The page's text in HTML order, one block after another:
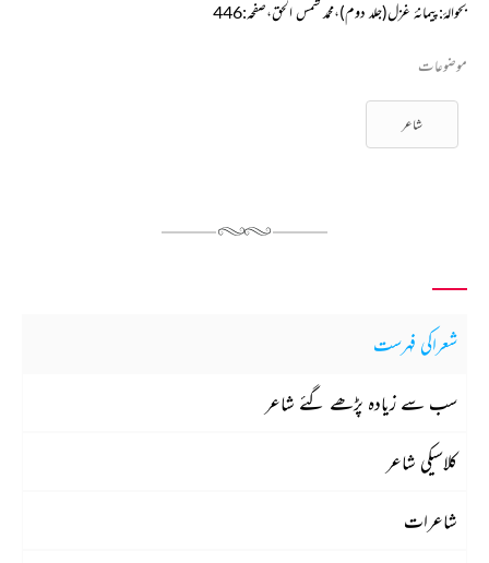
بحوالۂ:پیمانۂ غزل(جلد دوم)،محمد شمس الحق،صفحہ:446
موضوعات
شاعر
شعراکی فہرست
سب سے زیادہ پڑھے گئے شاعر
کلاسیکی شاعر
شاعرات